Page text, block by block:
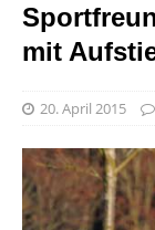
mit
20. April 2015